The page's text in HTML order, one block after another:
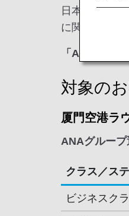
日本国外の
に関しては各
「ANA
対象の
厦門空港ラ
ANAグループ
クラス／ス
ビジネスク